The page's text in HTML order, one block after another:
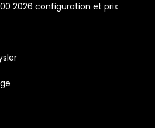
2026 configuration et prix